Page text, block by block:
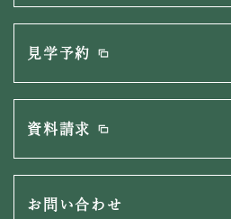
見学予約
資料請求
お問い合わせ